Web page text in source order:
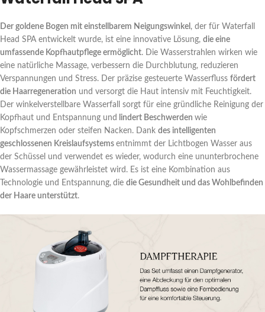
Der goldene Bogen mit einstellbarem Neigungswinkel , der für Waterfall
Head SPA entwickelt wurde, ist eine innovative Lösung, die eine
umfassende Kopfhautpflege ermöglicht. Die Wasserstrahlen wirken wie
eine natürliche Massage, verbessern die Durchblutung, reduzieren
Verspannungen und Stress. Der präzise gesteuerte Wasserfluss fördert
die Haarregeneration und versorgt die Haut intensiv mit Feuchtigkeit.
Der winkelverstellbare Wasserfall sorgt für eine gründliche Reinigung der
Kopfhaut und Entspannung und
lindert Beschwerden wie
Kopfschmerzen oder steifen Nacken. Dank des intelligenten
geschlossenen Kreislaufsystems entnimmt der Lichtbogen Wasser aus
der Schüssel und verwendet es wieder, wodurch eine ununterbrochene
Wassermassage gewährleistet wird. Es ist eine Kombination aus
Technologie und Entspannung, die die Gesundheit und das Wohlbefinden
der Haare unterstützt.